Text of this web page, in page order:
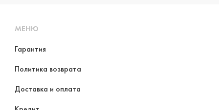
МЕНЮ
Гарантия
Политика возврата
Доставка и оплата